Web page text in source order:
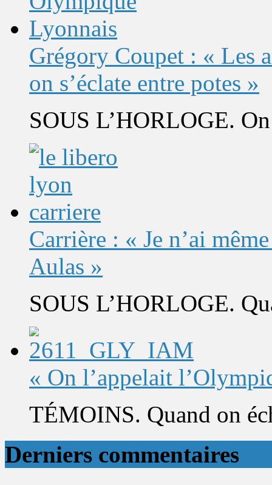
Grégory Coupet : « Les
on s’éclate entre potes »
SOUS L’HORLOGE.
Carrière : « Je n’ai
Aulas »
SOUS L’HORLOGE.
« On l’appelait
TÉMOINS. Quand on
Derniers commentaires